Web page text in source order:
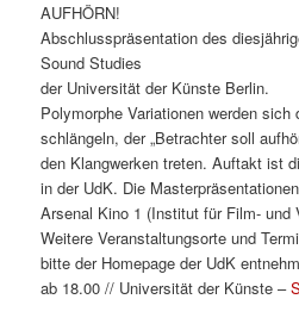
AUFHÖRN!
Abschlusspräsentation des
Sound Studies
der Universität der Künste Berlin.
Polymorphe Variationen werden sich
schlängeln, der „Betrachter soll
den Klangwerken treten. Auftakt ist
in der UdK. Die
Arsenal Kino 1 (Institut für Film- und
Weitere Veranstaltungsorte und
bitte der Homepage der UdK
ab 18.00 // Universität der Künste –